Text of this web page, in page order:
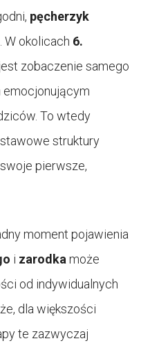
pęcherzyk
W okolicach 6.
zobaczenie samego
emocjonującym
To wtedy
struktury
pierwsze,
moment pojawienia
i zarodka może
od indywidualnych
dla większości
te zazwyczaj